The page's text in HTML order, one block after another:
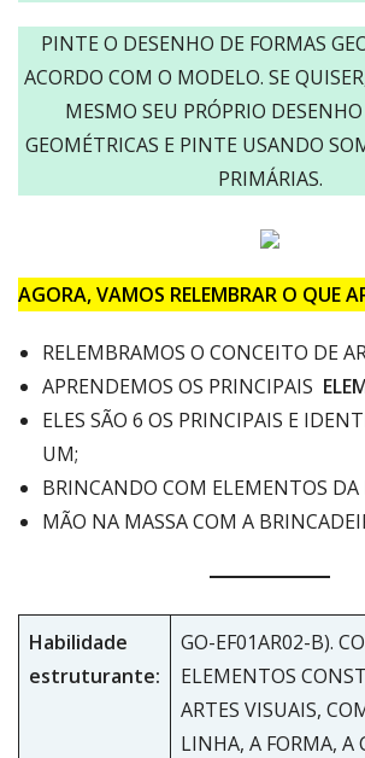
PINTE O DESENHO DE FORMAS
ACORDO COM O MODELO. SE
MESMO SEU PRÓPRIO
GEOMÉTRICAS E PINTE USANDO
PRIMÁRIAS.
AGORA, VAMOS RELEMBRAR O QUE
RELEMBRAMOS O CONCEITO DE
APRENDEMOS OS PRINCIPAIS
ELES SÃO 6 OS PRINCIPAIS E
UM;
BRINCANDO COM ELEMENTOS DA
MÃO NA MASSA COM A
Habilidade
estruturante:
GO-EF01AR02-B).
ELEMENTOS
ARTES VISUAIS,
LINHA, A FORMA, A